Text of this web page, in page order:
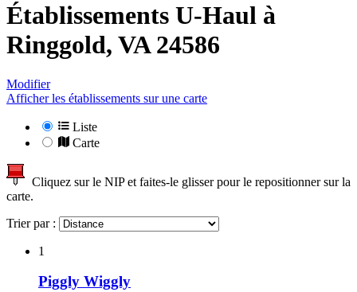
Établissements U-Haul à
Ringgold, VA 24586
Modifier
Afficher les établissements sur une carte
Liste
Carte
Cliquez sur le NIP et faites-le glisser pour le repositionner sur la
carte.
Trier par :
1
Piggly Wiggly